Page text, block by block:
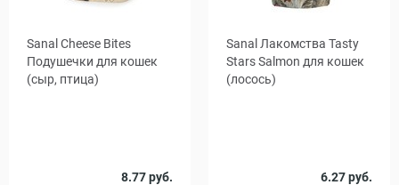
Sanal Cheese Bites
Подушечки для кошек
(сыр, птица)
8.77 руб.
75
Sanal Лакомства Tasty
Stars Salmon для кошек
(лосось)
6.27 руб.
40